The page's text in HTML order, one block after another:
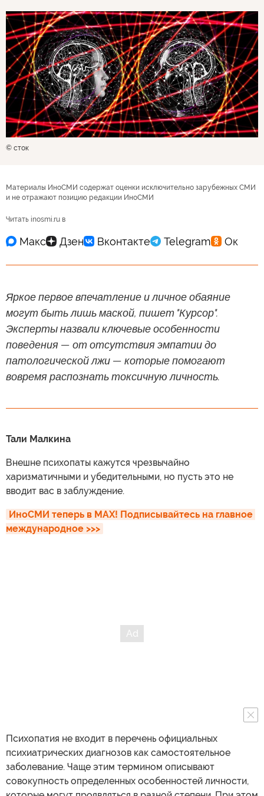
© сток
Материалы ИноСМИ содержат оценки исключительно зарубежных СМИ
и не отражают позицию редакции ИноСМИ
Читать inosmi.ru в
Яркое первое впечатление и личное обаяние
могут быть лишь маской, пишет "Курсор".
Эксперты назвали ключевые особенности
поведения — от отсутствия эмпатии до
патологической лжи — которые помогают
вовремя распознать токсичную личность.
Тали Малкина
Внешне психопаты кажутся чрезвычайно
харизматичными и убедительными, но пусть это не
вводит вас в заблуждение.
ИноСМИ теперь в MAX! Подписывайтесь на главное
международное >>>
Психопатия не входит в перечень официальных
психиатрических диагнозов как самостоятельное
заболевание. Чаще этим термином описывают
совокупность определенных особенностей личности,